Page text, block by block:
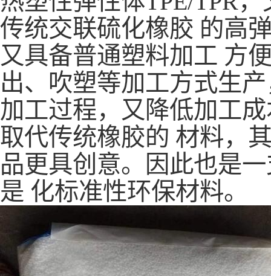
热塑性弹性体TPE/TPR
传统交联硫化橡胶的高
又具备普通塑料加工方
出、吹塑等加工方式生
加工过程，又降低加工
取代传统橡胶的 材料，
品更具创意。因此也是
是 化标准性环保材料。